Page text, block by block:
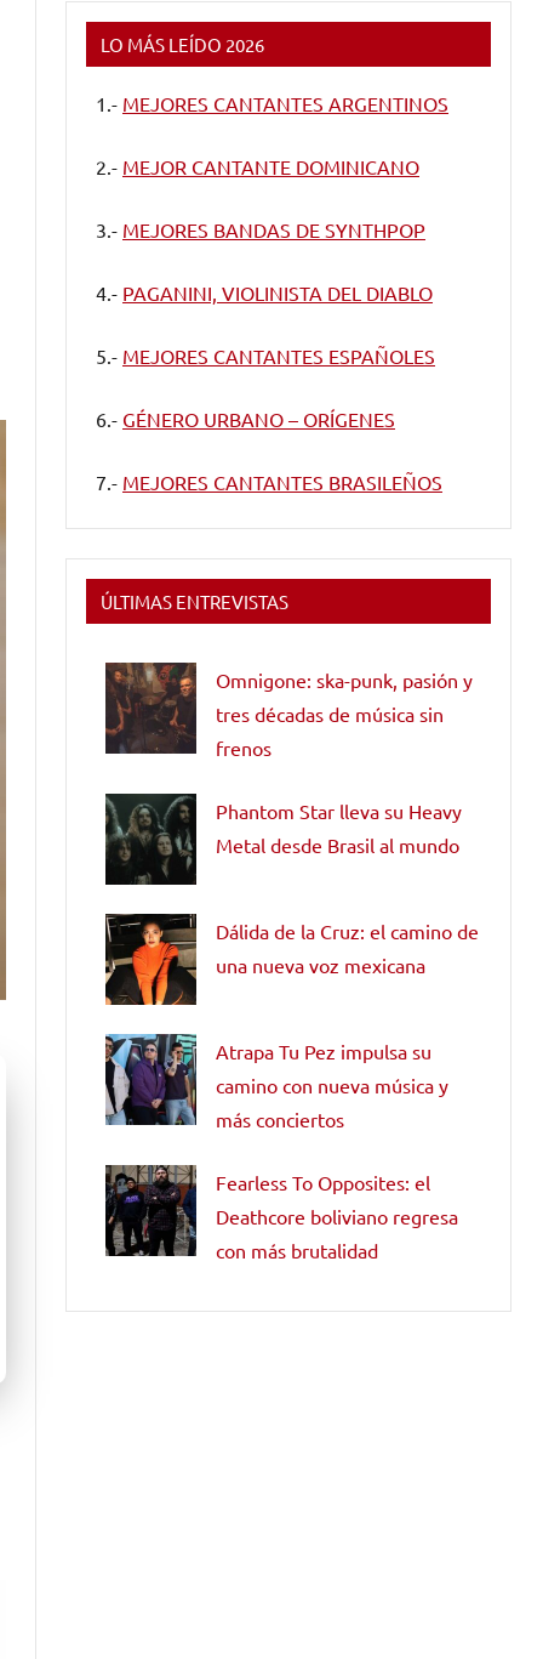
LO MÁS LEÍDO 2026
1.- MEJORES CANTANTES ARGENTINOS
2.- MEJOR CANTANTE DOMINICANO
3.- MEJORES BANDAS DE SYNTHPOP
4.- PAGANINI, VIOLINISTA DEL DIABLO
5.- MEJORES CANTANTES ESPAÑOLES
6.- GÉNERO URBANO – ORÍGENES
7.- MEJORES CANTANTES BRASILEÑOS
ÚLTIMAS ENTREVISTAS
Omnigone: ska-punk, pasión y
tres décadas de música sin
frenos
Phantom Star lleva su Heavy
Metal desde Brasil al mundo
Dálida de la Cruz: el camino de
una nueva voz mexicana
Atrapa Tu Pez impulsa su
camino con nueva música y
más conciertos
Fearless To Opposites: el
Deathcore boliviano regresa
con más brutalidad